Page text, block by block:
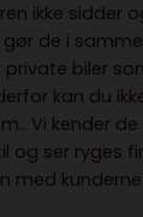
ikke sidder
de i
biler
kan du
Vi kender
og ser ryges
med kunderne